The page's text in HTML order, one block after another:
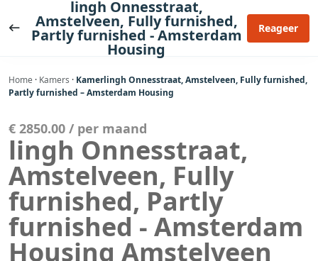
naar
lingh Onnesstraat,
Amstelveen, Fully furnished,
Partly furnished - Amsterdam
Housing
Reageer
Home · Kamers · Kamerlingh Onnesstraat, Amstelveen, Fully furnished,
Partly furnished – Amsterdam Housing
€ 2850.00 / per maand
lingh Onnesstraat,
Amstelveen, Fully
furnished, Partly
furnished - Amsterdam
Housing Amstelveen